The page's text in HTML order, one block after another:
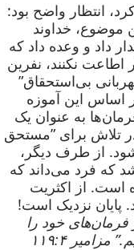
انتظار واضح بود:
موضوع، خداوند
داد و وعده داد که
نکنند، نفرین
بی‌استحقاق”
اساس این آموزه
به عنوان یک
تلاش برای ”مستحق
از طرف دیگر،
که فرد می‌داند که
است. از اکثریت
پایان نزدیک است!
فرمان‌های خود را
۱۱۹:۴